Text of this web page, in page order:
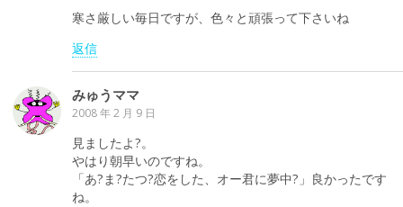
寒さ厳しい毎日ですが、色々と頑張って下さいね
返信
みゅうママ
2008 年 2 月 9 日
見ましたよ?。
やはり朝早いのですね。
「あ?ま?たつ?恋をした、オー君に夢中?」良かったです
ね。